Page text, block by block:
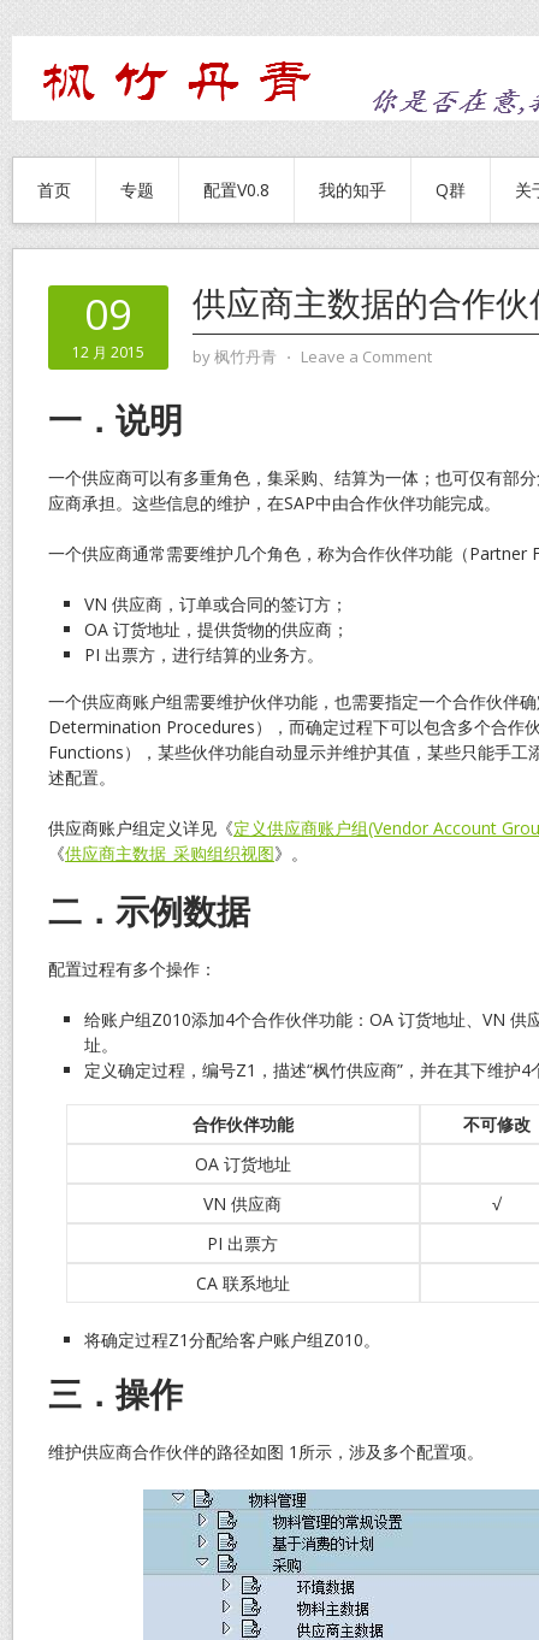
首页 专题 配置V0.8 我的知乎 Q群 关
09
12 月 2015
供应商主数据的合作伙
by枫竹丹青 ⋅ Leave a Comment
一．说明
一个供应商可以有多重角色，集采购、结算为一体；也可仅有部
应商承担。这些信息的维护，在SAP中由合作伙伴功能完成。
一个供应商通常需要维护几个角色，称为合作伙伴功能（Partner
VN 供应商，订单或合同的签订方；
OA 订货地址，提供货物的供应商；
PI 出票方，进行结算的业务方。
一个供应商账户组需要维护伙伴功能，也需要指定一个合作伙伴
Determination Procedures），而确定过程下可以包含多个合作
Functions），某些伙伴功能自动显示并维护其值，某些只能手工
述配置。
供应商账户组定义详见《定义供应商账户组(Vendor Account
《供应商主数据_采购组织视图》。
二．示例数据
配置过程有多个操作：
给账户组Z010添加4个合作伙伴功能：OA 订货地址、VN 供
址。
定义确定过程，编号Z1，描述“枫竹供应商”，并在其下维护4
合作伙伴功能
不可修改
OA 订货地址
VN 供应商
√
PI 出票方
CA 联系地址
将确定过程Z1分配给客户账户组Z010。
三．操作
维护供应商合作伙伴的路径如图 1所示，涉及多个配置项。